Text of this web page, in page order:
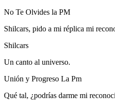
No Te Olvides la PM
Shilcars, pido a mi réplica mi
Shilcars
Un canto al universo.
Unión y Progreso La Pm
Qué tal, ¿podrías darme mi